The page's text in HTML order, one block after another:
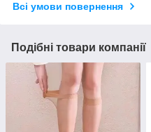
Всі умови повернення
Подібні товари компанії